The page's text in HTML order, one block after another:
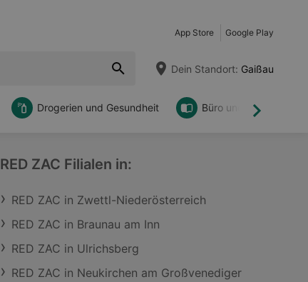
App Store Google Play
Dein Standort: Gaißau
Weiter
Drogerien und Gesundheit Büro und DIY
RED ZAC Filialen in:
RED ZAC in Zwettl-Niederösterreich
RED ZAC in Braunau am Inn
RED ZAC in Ulrichsberg
RED ZAC in Neukirchen am Großvenediger